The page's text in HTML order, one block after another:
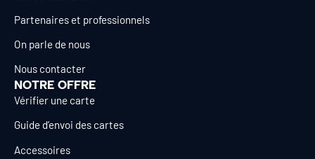
Partenaires et professionnels
On parle de nous
Nous contacter
NOTRE OFFRE
Vérifier une carte
Guide d’envoi des cartes
Accessoires